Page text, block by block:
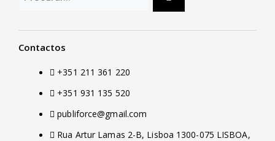
Contactos
+351 211 361 220
+351 931 135 520
publiforce@gmail.com
Rua Artur Lamas 2-B, Lisboa 1300-075 LISBOA,